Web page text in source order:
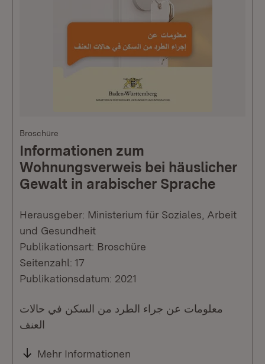
Broschüre
Informationen zum
Wohnungsverweis bei häuslicher
Gewalt in arabischer Sprache
Herausgeber: Ministerium für Soziales, Arbeit
und Gesundheit
Publikationsart: Broschüre
Seitenzahl: 17
Publikationsdatum: 2021
معلومات عن جراء الطرد من السكن في حالات
العنف
Mehr Informationen